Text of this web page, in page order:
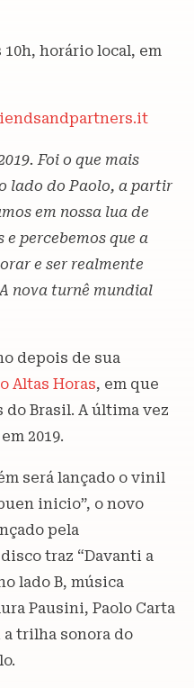
horário local, em
Foi o que mais
lado do Paolo, a partir
em nossa lua de
e percebemos que a
e ser realmente
nova turnê mundial
depois de sua
Altas Horas, em que
do Brasil. A última vez
2019.
será lançado o vinil
inicio”, o novo
pela
traz “Davanti a
lado B, música
Pausini, Paolo Carta
trilha sonora do